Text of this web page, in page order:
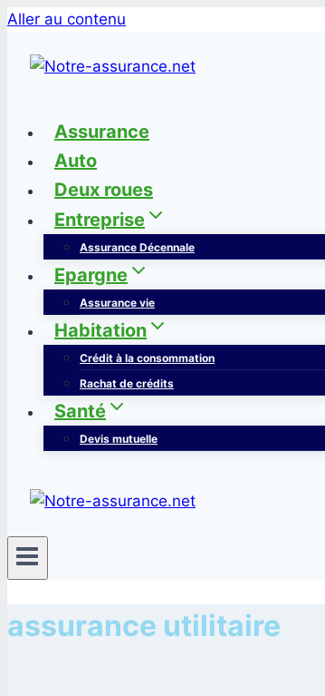
Aller au contenu
Assurance
Auto
Deux roues
Entreprise
Assurance Décennale
Epargne
Assurance vie
Habitation
Crédit à la consommation
Rachat de crédits
Santé
Devis mutuelle
assurance utilitaire